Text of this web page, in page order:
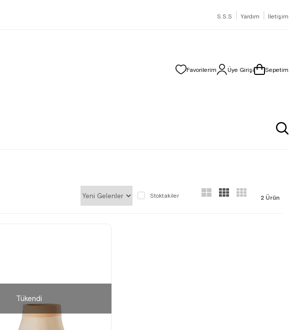
S.S.S | Yardım | İletişim
Favorilerim Üye Girişi Sepetim
Stoktakiler 2 Ürün
Tükendi